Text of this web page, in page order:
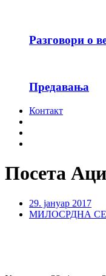
Разговори о
Предавања
Контакт
Посета
29. јануар 2017
МИЛОСРДНА